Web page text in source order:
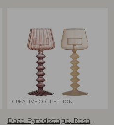
CREATIVE COLLECTION
Daze Fyrfadsstage, Rosa,